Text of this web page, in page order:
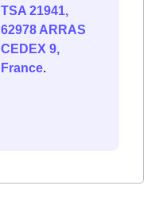
TSA 21941,
62978 ARRAS
CEDEX 9,
France.